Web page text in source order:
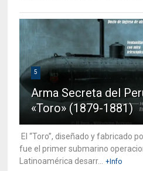
5
Arma Secreta del
«Toro» (1879-1881)
El “Toro”, diseñado y fabricado
fue el primer submarino
Latinoamérica desarr...
+Info